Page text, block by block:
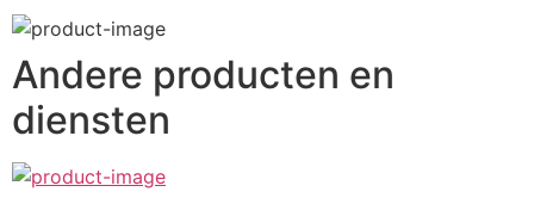
Andere producten en
diensten